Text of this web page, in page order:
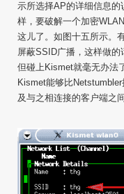
示所选择AP的详细信息
样，要破解一个加密
这儿了。如图十五所示。
屏蔽SSID广播，这样做的
但碰上Kismet就毫无办法
Kismet能够比
及与之相连接的客户端之